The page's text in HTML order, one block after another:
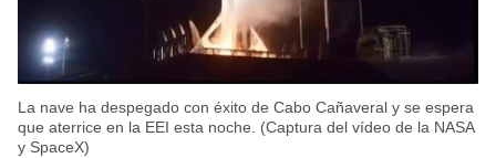
La nave ha despegado con éxito de Cabo Cañaveral y se espera
que aterrice en la EEI esta noche. (Captura del vídeo de la NASA
y SpaceX)